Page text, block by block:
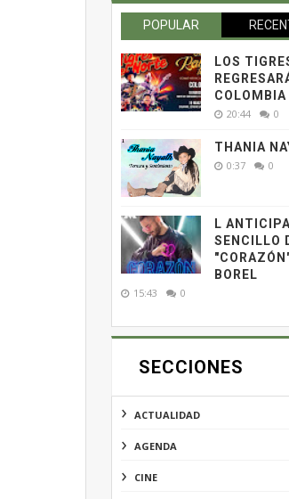
POPULAR
LOS
COLOMBIA
20:44 0
THANIA
0:37 0
L
SENCILLO
BOREL
15:43 0
SECCIONES
ACTUALIDAD
AGENDA
CINE